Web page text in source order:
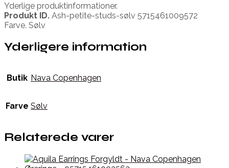
Yderlige produktinformationer.
Produkt ID. Ash-petite-studs-sølv 5715461009572
Farve. Sølv
Yderligere information
Butik Nava Copenhagen
Farve Sølv
Relaterede varer